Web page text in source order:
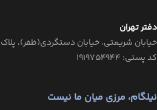
نیلگام، مرزی میان ما نیست
دفتر تهران
خیابان‌ شریعتی، خیابان‌ دستگردی(ظفر)، پلاک 148، جنب بانک شهر، طبقه اول
کد پستی: ۱۹۱۹۷۵۴۹۴۴